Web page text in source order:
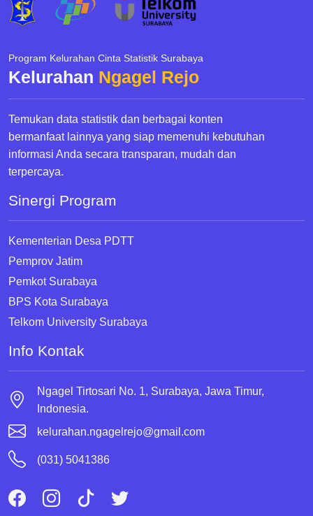
Program Kelurahan Cinta Statistik Surabaya
Kelurahan Ngagel Rejo
Temukan data statistik dan berbagai konten
bermanfaat lainnya yang siap memenuhi kebutuhan
informasi Anda secara transparan, mudah dan
terpercaya.
Sinergi Program
Kementerian Desa PDTT
Pemprov Jatim
Pemkot Surabaya
BPS Kota Surabaya
Telkom University Surabaya
Info Kontak
Ngagel Tirtosari No. 1, Surabaya, Jawa Timur,
Indonesia.
kelurahan.ngagelrejo@gmail.com
(031) 5041386